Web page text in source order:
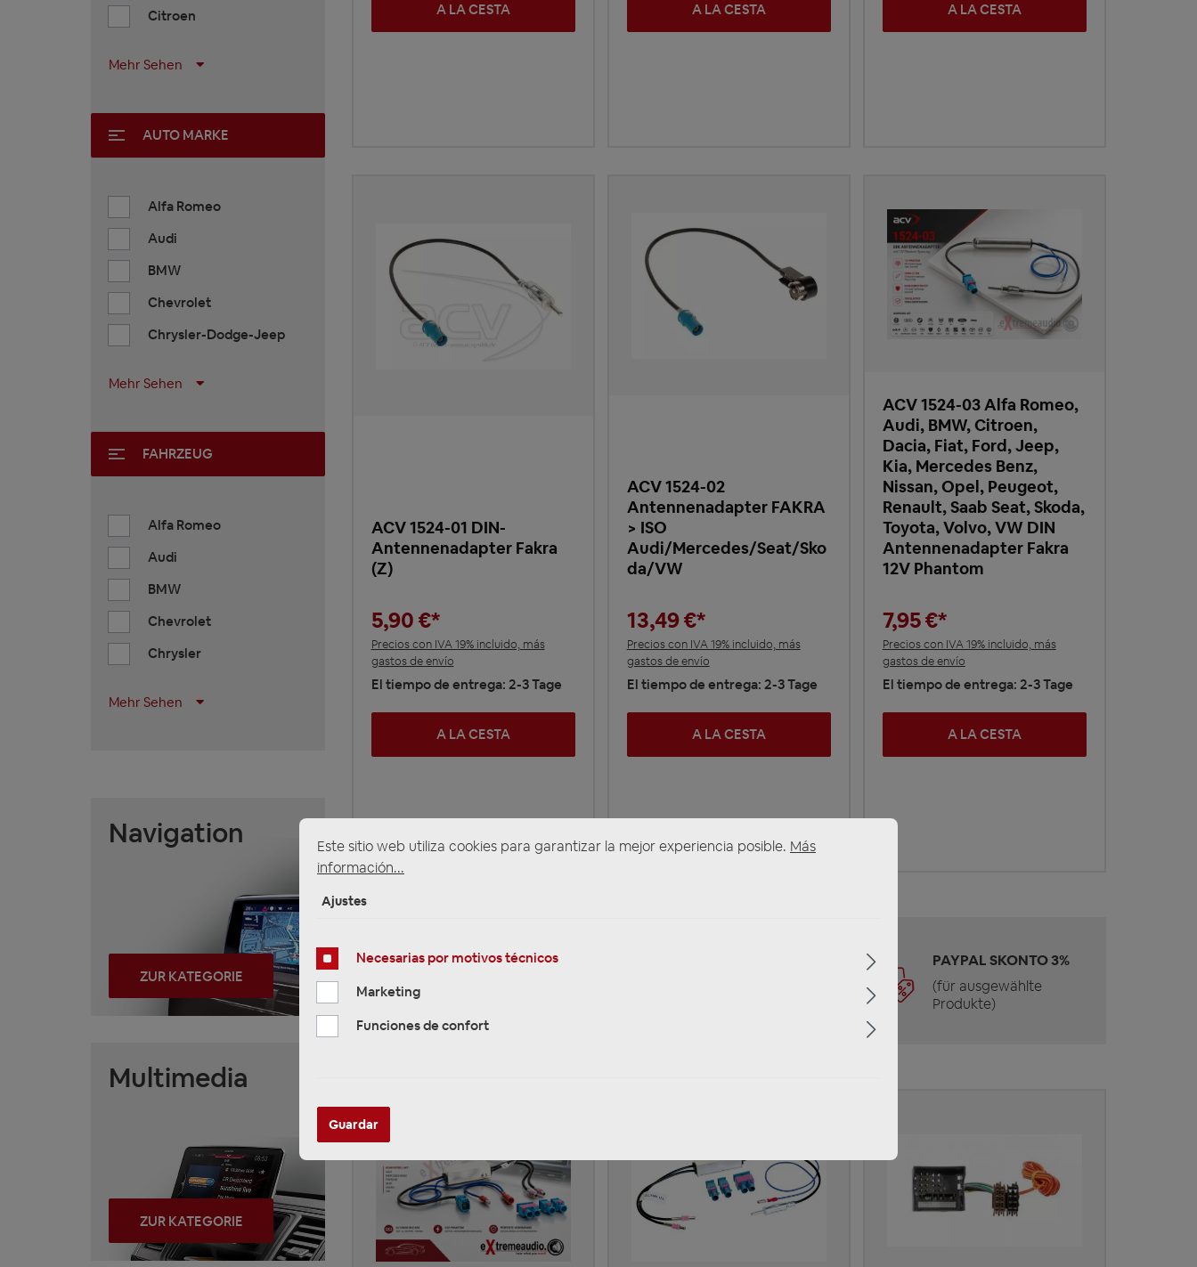
Citroen
Mehr Sehen
AUTO MARKE
Alfa Romeo
Audi
BMW
Chevrolet
Chrysler-Dodge-Jeep
Mehr Sehen
FAHRZEUG
Alfa Romeo
Audi
BMW
Chevrolet
Chrysler
Mehr Sehen
Navigation
ZUR KATEGORIE
Multimedia
ZUR KATEGORIE
A LA CESTA A LA CESTA A LA CESTA
ACV 1524-01 DIN-
Antennenadapter Fakra
(Z)
5,90 €*
Precios con IVA 19% incluido, más
gastos de envío
El tiempo de entrega: 2-3 Tage
A LA CESTA
ACV 1524-02
Antennenadapter FAKRA
> ISO
Audi/Mercedes/Seat/Sko
da/VW
13,49 €*
Precios con IVA 19% incluido, más
gastos de envío
El tiempo de entrega: 2-3 Tage
A LA CESTA
ACV 1524-03 Alfa Romeo,
Audi, BMW, Citroen,
Dacia, Fiat, Ford, Jeep,
Kia, Mercedes Benz,
Nissan, Opel, Peugeot,
Renault, Saab Seat, Skoda,
Toyota, Volvo, VW DIN
Antennenadapter Fakra
12V Phantom
7,95 €*
Precios con IVA 19% incluido, más
gastos de envío
El tiempo de entrega: 2-3 Tage
A LA CESTA
VORKASSE 5%
PAYPAL SKONTO 3%
(für ausgewählte
Produkte)
Este sitio web utiliza cookies para garantizar la mejor experiencia posible. Más
información...
Ajustes
Necesarias por motivos técnicos
Marketing
Funciones de confort
Guardar